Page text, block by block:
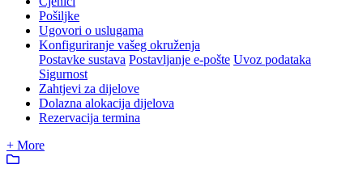
Pošiljke
Ugovori o uslugama
Konfiguriranje vašeg okruženja
Postavke sustava Postavljanje e-pošte Uvoz podataka
Sigurnost
Zahtjevi za dijelove
Dolazna alokacija dijelova
Rezervacija termina
+ More